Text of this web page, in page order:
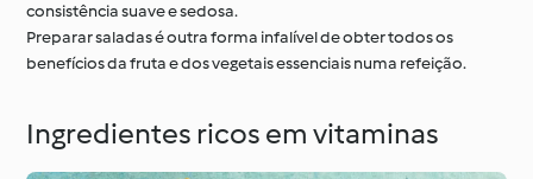
consistência suave e sedosa.
Preparar saladas é outra forma infalível de obter todos os
benefícios da fruta e dos vegetais essenciais numa refeição.
Ingredientes ricos em vitaminas